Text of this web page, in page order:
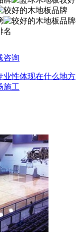
咨询
业性体现在什么地方
施工